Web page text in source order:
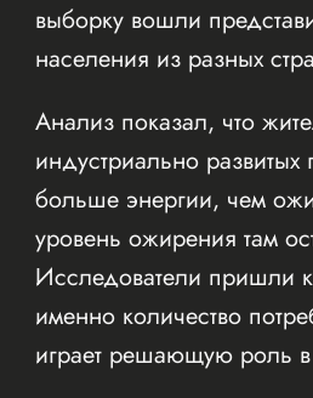
выборку вошли
населения из разных
Анализ показал, что
индустриально развитых
больше энергии, чем
уровень ожирения там
Исследователи пришли
именно количество
играет решающую роль